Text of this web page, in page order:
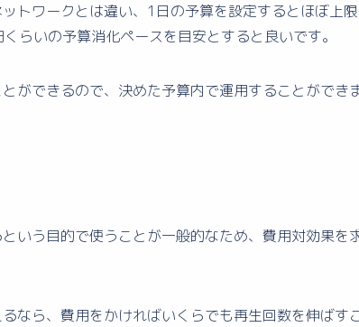
トワークとは違い、1日の予算を設定するとほぼ上
らいの予算消化ペースを目安とすると良いです。
ができるので、決めた予算内で運用することができま
いう目的で使うことが一般的なため、費用対効果を
なら、費用をかければいくらでも再生回数を伸ばす